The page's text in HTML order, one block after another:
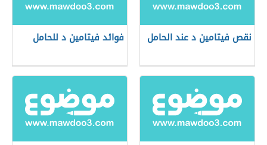
نقص فيتامين د عند الحامل فوائد فيتامين د للحامل